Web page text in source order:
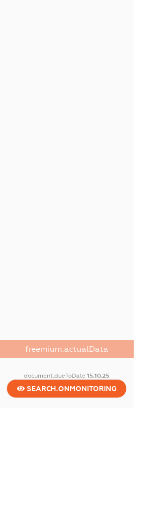
freemium.actualData
document.dueToDate15.10.25
SEARCH.ONMONITORING